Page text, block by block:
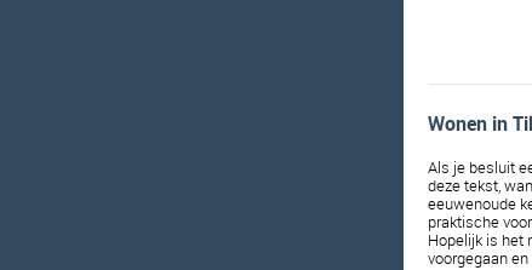
Wonen in
Als je besluit
deze tekst,
eeuwenoude
praktische
Hopelijk is het
voorgegaan